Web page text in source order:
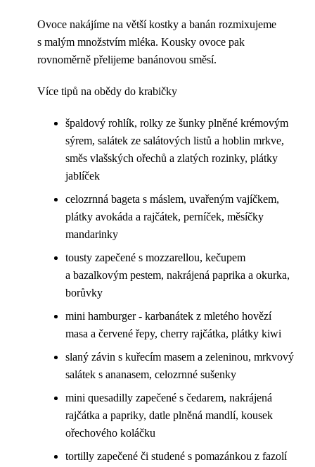
Ovoce nakájíme na větší kostky a banán rozmixujeme
s malým množstvím mléka. Kousky ovoce pak
rovnoměrně přelijeme banánovou směsí.
Více tipů na obědy do krabičky
špaldový rohlík, rolky ze šunky plněné krémovým
sýrem, salátek ze salátových listů a hoblin mrkve,
směs vlašských ořechů a zlatých rozinky, plátky
jablíček
celozrnná bageta s máslem, uvařeným vajíčkem,
plátky avokáda a rajčátek, perníček, měsíčky
mandarinky
tousty zapečené s mozzarellou, kečupem
a bazalkovým pestem, nakrájená paprika a okurka,
borůvky
mini hamburger - karbanátek z mletého hovězí
masa a červené řepy, cherry rajčátka, plátky kiwi
slaný závin s kuřecím masem a zeleninou, mrkvový
salátek s ananasem, celozrnné sušenky
mini quesadilly zapečené s čedarem, nakrájená
rajčátka a papriky, datle plněná mandlí, kousek
ořechového koláčku
tortilly zapečené či studené s pomazánkou z fazolí